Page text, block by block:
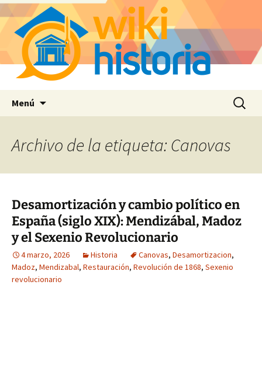
Menú Buscar:
Archivo de la etiqueta: Canovas
Desamortización y cambio político en
España (siglo XIX): Mendizábal, Madoz
y el Sexenio Revolucionario
4 marzo, 2026 Historia Canovas, Desamortizacion,
Madoz, Mendizabal, Restauración, Revolución de 1868, Sexenio
revolucionario